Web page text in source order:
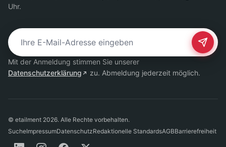
Uhr.
E-Mail-Adresse für Newsletter
Mit der Anmeldung stimmen Sie unserer
Datenschutzerklärung
zu. Abmeldung jederzeit möglich.
© etailment 2026. Alle Rechte vorbehalten.
SucheImpressumDatenschutzRedaktionelle StandardsAGBBarrierefreiheit